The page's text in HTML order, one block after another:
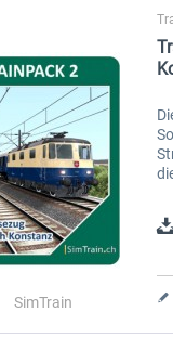
SimTrain